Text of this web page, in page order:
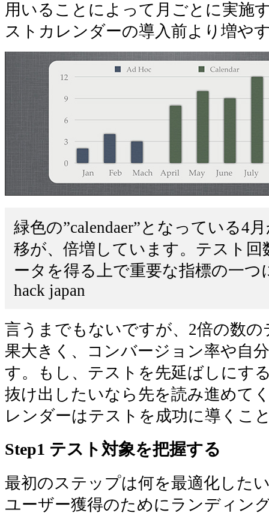
用いることによって月ごとに実施
ストカレンダーの導入前より増や
緑色の”calendaer”となっている4
移が、倍増しています。テスト
ータを得る上で重要な指標の一つ
hack japan
言うまでもないですが、2倍の数
果大きく、コンバージョン率や自
す。もし、テストを先延ばしにす
抜け出したいなら先を読み進めて
レンダーはテストを成功に導くこ
Step1 テスト対象を把握する
最初のステップは何を最適化した
ユーザー獲得のためにランディン